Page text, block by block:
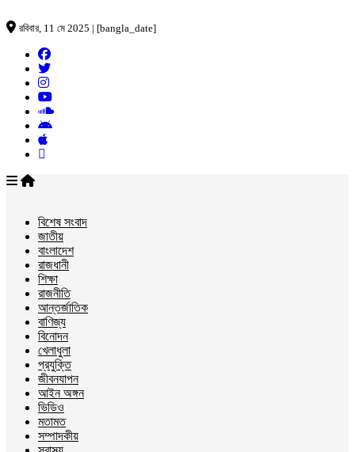
রবিবার, 11 মে 2025 | [bangla_date]
বিশেষ সংবাদ
জাতীয়
বাংলাদেশ
রাজধানী
শিক্ষা
রাজনীতি
আন্তর্জাতিক
বাণিজ্য
বিনোদন
খেলাধুলা
প্রযুক্তি
জীবনযাপন
আইন অঙ্গন
ভিডিও
মতামত
সম্পাদকীয়